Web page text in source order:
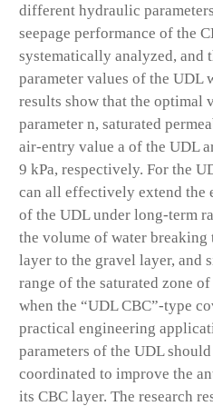
different hydraulic
seepage performance of the
systematically analyzed, and
parameter values of the UDL
results show that the optimal
parameter n, saturated
air-entry value a of the UDL
9 kPa, respectively. For the
can all effectively extend the
of the UDL under long-term
the volume of water breaking
layer to the gravel layer, and
range of the saturated zone
when the “UDL CBC”-type
practical engineering
parameters of the UDL
coordinated to improve the
its CBC layer. The research